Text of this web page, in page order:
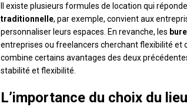
Il existe plusieurs formules de location qui
traditionnelle, par exemple, convient aux
personnaliser leurs espaces. En revanche, les
entreprises ou freelancers cherchant flexibilité et
combine certains avantages des deux
stabilité et flexibilité.
L’importance du choix du lieu